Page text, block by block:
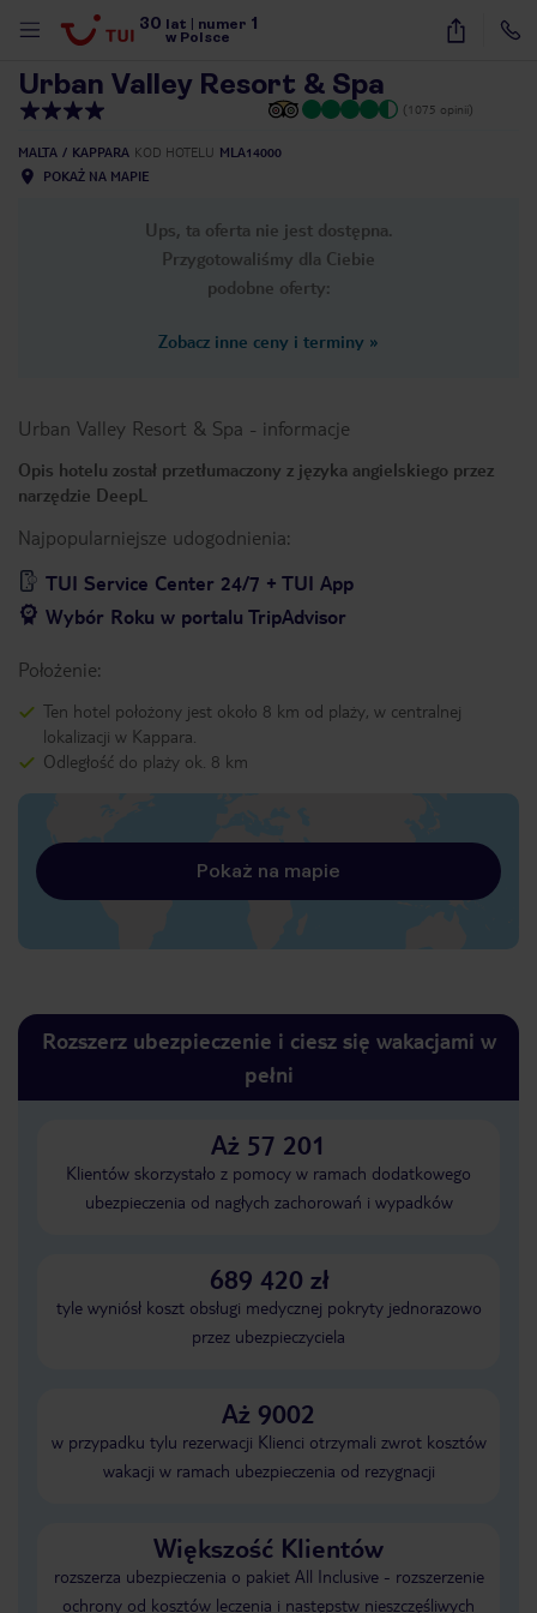
30 lat numer 1
w Polsce
25
Urban Valley Resort & Spa
(1075 opinii)
MALTA KAPPARA KOD HOTELU MLA14000
POKAŻ NA MAPIE
Ups, ta oferta nie jest dostępna.
Przygotowaliśmy dla Ciebie
podobne oferty:
Zobacz inne ceny i terminy »
Urban Valley Resort & Spa - informacje
Opis hotelu został przetłumaczony z języka angielskiego przez
narzędzie DeepL
Najpopularniejsze udogodnienia:
TUI Service Center 24/7 + TUI App
Wybór Roku w portalu TripAdvisor
Położenie:
Ten hotel położony jest około 8 km od plaży, w centralnej
lokalizacji w Kappara.
Odległość do plaży ok. 8 km
Pokaż na mapie
Rozszerz ubezpieczenie i ciesz się wakacjami w
pełni
Aż 57 201
Klientów skorzystało z pomocy w ramach dodatkowego
ubezpieczenia od nagłych zachorowań i wypadków
689 420 zł
tyle wyniósł koszt obsługi medycznej pokryty jednorazowo
przez ubezpieczyciela
Aż 9002
w przypadku tylu rezerwacji Klienci otrzymali zwrot kosztów
wakacji w ramach ubezpieczenia od rezygnacji
Większość Klientów
rozszerza ubezpieczenia o pakiet All Inclusive - rozszerzenie
ochrony od kosztów leczenia i następstw nieszczęśliwych